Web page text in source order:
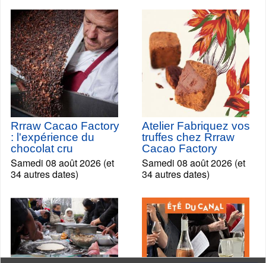
Rrraw Cacao Factory
: l'expérience du
chocolat cru
Samedi 08 août 2026 (et
34 autres dates)
Atelier Fabriquez vos
truffes chez Rrraw
Cacao Factory
Samedi 08 août 2026 (et
34 autres dates)